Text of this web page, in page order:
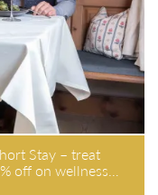
Stay – treat
off on wellness…